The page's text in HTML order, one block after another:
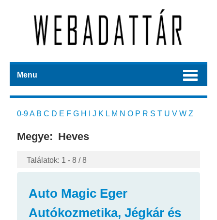
Menu
0-9A B C D E F G H J K L M N O P R S T U V W Z
Megye: Heves
Találatok: 1 - 8 / 8
Auto Magic Eger
Autókozmetika, Jégkár és